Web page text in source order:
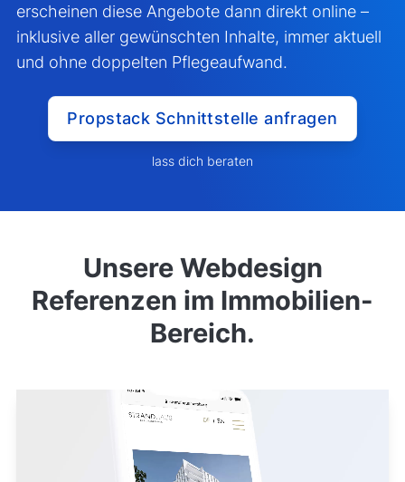
erscheinen diese Angebote dann direkt online –
inklusive aller gewünschten Inhalte, immer aktuell
und ohne doppelten Pflegeaufwand.
Propstack Schnittstelle anfragen
lass dich beraten
Unsere Webdesign
Referenzen im Immobilien-
Bereich.